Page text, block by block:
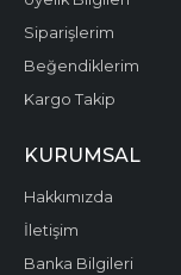
Siparişlerim
Beğendiklerim
Kargo Takip
KURUMSAL
Hakkımızda
İletişim
Banka Bilgileri